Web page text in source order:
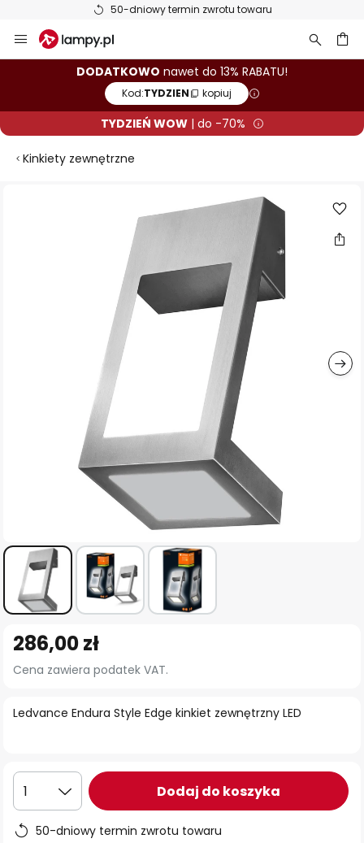
50-dniowy termin zwrotu towaru
Przejdź
do
DODATKOWO nawet do 13% RABATU!
Kod:TYDZIEN kopiuj
TYDZIEŃ WOW| do -70%
Kinkiety zewnętrzne
na
początek
Ledvance Endura Style Edge kinkiet zewnętrzny LED
286,00 zł
Cena zawiera podatek VAT.
1 Dodaj do koszyka
50-dniowy termin zwrotu towaru